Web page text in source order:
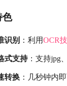
色
识别 ：利用OCR
式支持：支持jpg
转换 ：几秒钟内